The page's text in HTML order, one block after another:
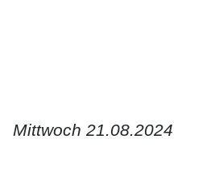
Mittwoch 21.08.2024